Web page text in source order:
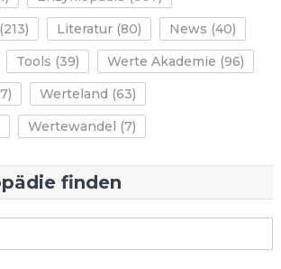
(213) Literatur(80) News (40)
Tools (39) Werte Akademie (96)
Werteland (63)
Wertewandel (7)
finden